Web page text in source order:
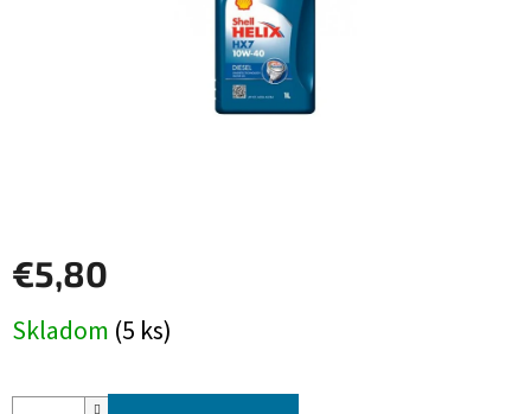
€5,80
cena:
Skladom (5 ks)